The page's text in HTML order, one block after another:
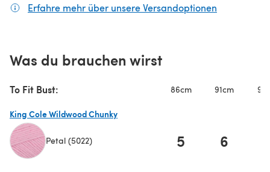
Erfahre mehr über unsere Versandoptionen
Was du brauchen wirst
To Fit Bust: 86cm 91cm
King Cole Wildwood Chunky
Petal (5022) 5 6